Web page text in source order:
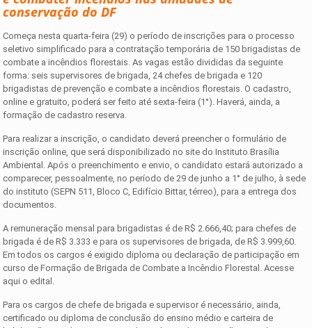
conservação do DF
Começa nesta quarta-feira (29) o período de inscrições para o processo
seletivo simplificado para a contratação temporária de 150 brigadistas de
combate a incêndios florestais. As vagas estão divididas da seguinte
forma: seis supervisores de brigada, 24 chefes de brigada e 120
brigadistas de prevenção e combate a incêndios florestais. O cadastro,
online e gratuito, poderá ser feito até sexta-feira (1°). Haverá, ainda, a
formação de cadastro reserva.
Para realizar a inscrição, o candidato deverá preencher o formulário de
inscrição online, que será disponibilizado no site do Instituto Brasília
Ambiental. Após o preenchimento e envio, o candidato estará autorizado a
comparecer, pessoalmente, no período de 29 de junho a 1° de julho, à sede
do instituto (SEPN 511, Bloco C, Edifício Bittar, térreo), para a entrega dos
documentos.
A remuneração mensal para brigadistas é de R$ 2.666,40; para chefes de
brigada é de R$ 3.333 e para os supervisores de brigada, de R$ 3.999,60.
Em todos os cargos é exigido diploma ou declaração de participação em
curso de Formação de Brigada de Combate a Incêndio Florestal. Acesse
aqui o edital.
Para os cargos de chefe de brigada e supervisor é necessário, ainda,
certificado ou diploma de conclusão do ensino médio e carteira de